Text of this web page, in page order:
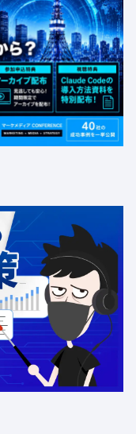
ありきたり」なの
AIを覚醒させて下
成功事例活用術〜
12.31 00:00
に関する無料相談